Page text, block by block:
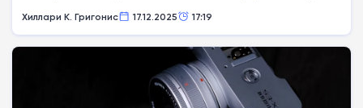
Хиллари К. Григонис 17.12.2025 17:19